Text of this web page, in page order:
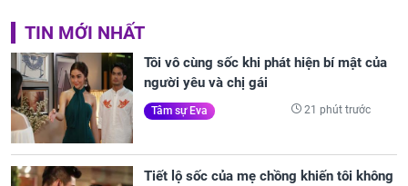
TIN MỚI NHẤT
Tôi vô cùng sốc khi phát hiện bí mật của
người yêu và chị gái
Tâm sự Eva 21 phút trước
Tiết lộ sốc của mẹ chồng khiến tôi không